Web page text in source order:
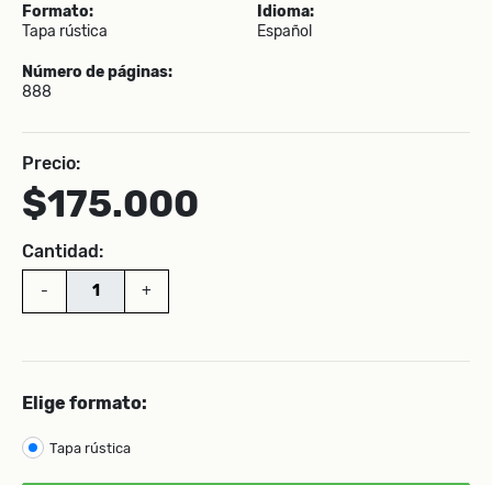
Formato:
Tapa rústica
Idioma:
Español
Número de páginas:
888
Precio:
$175.000
Cantidad:
- +
Elige formato:
Tapa rústica